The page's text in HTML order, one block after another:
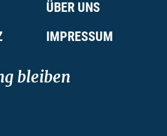
ÜBER UNS
IMPRESSUM
bleiben